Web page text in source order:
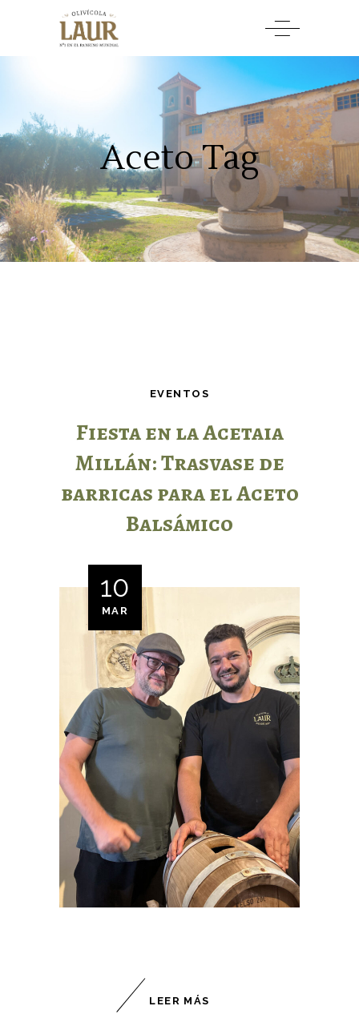
Aceto Tag
EVENTOS
Fiesta en la Acetaia
Millán: Trasvase de
barricas para el Aceto
Balsámico
10
MAR
LEER MÁS